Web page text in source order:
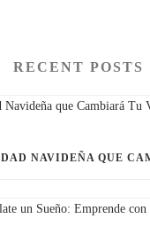
RECENT POSTS